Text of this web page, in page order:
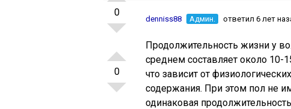
0
0
denniss88 Админ. ответил 6 лет
Продолжительность жизни у
среднем составляет около 10-
что зависит от
содержания. При этом пол не
одинаковая